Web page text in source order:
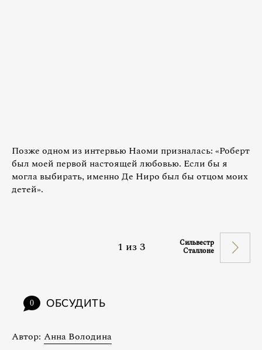
Позже одном из интервью Наоми призналась: «Роберт
был моей первой настоящей любовью. Если бы я
могла выбирать, именно Де Ниро был бы отцом моих
детей».
1 из3 Сильвестр
Сталлоне
0 ОБСУДИТЬ
Автор: Анна Володина